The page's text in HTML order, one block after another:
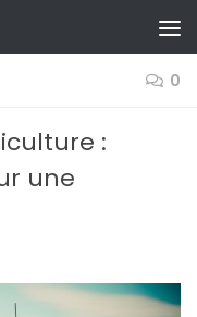
0
:
une